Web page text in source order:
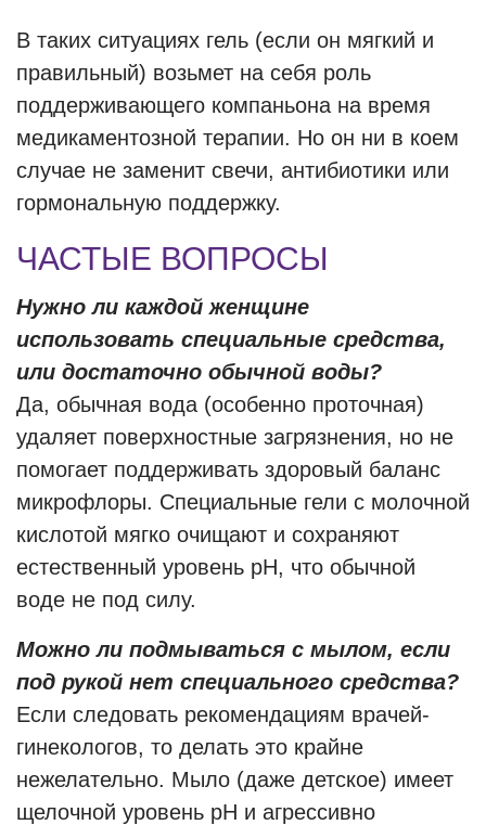
В таких ситуациях гель (если он мягкий и
правильный) возьмет на себя роль
поддерживающего компаньона на время
медикаментозной терапии. Но он ни в коем
случае не заменит свечи, антибиотики или
гормональную поддержку.
ЧАСТЫЕ ВОПРОСЫ
Нужно ли каждой женщине
использовать специальные средства,
или достаточно обычной воды?
Да, обычная вода (особенно проточная)
удаляет поверхностные загрязнения, но не
помогает поддерживать здоровый баланс
микрофлоры. Специальные гели с молочной
кислотой мягко очищают и сохраняют
естественный уровень pH, что обычной
воде не под силу.
Можно ли подмываться с мылом, если
под рукой нет специального средства?
Если следовать рекомендациям врачей-
гинекологов, то делать это крайне
нежелательно. Мыло (даже детское) имеет
щелочной уровень pH и агрессивно